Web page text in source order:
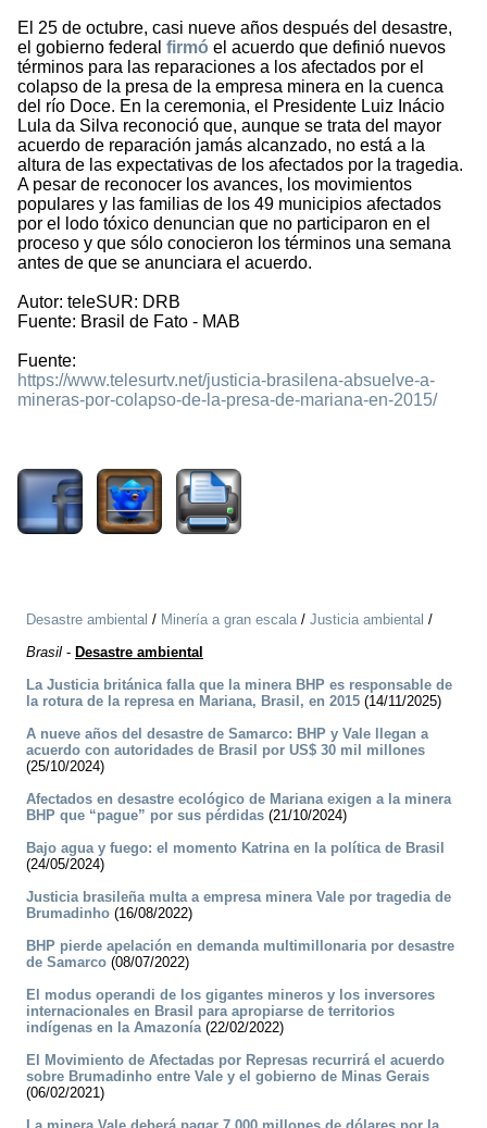
El 25 de octubre, casi nueve años después del desastre,
el gobierno federal firmó el acuerdo que definió nuevos
términos para las reparaciones a los afectados por el
colapso de la presa de la empresa minera en la cuenca
del río Doce. En la ceremonia, el Presidente Luiz Inácio
Lula da Silva reconoció que, aunque se trata del mayor
acuerdo de reparación jamás alcanzado, no está a la
altura de las expectativas de los afectados por la tragedia.
A pesar de reconocer los avances, los movimientos
populares y las familias de los 49 municipios afectados
por el lodo tóxico denuncian que no participaron en el
proceso y que sólo conocieron los términos una semana
antes de que se anunciara el acuerdo.
Autor: teleSUR: DRB
Fuente: Brasil de Fato - MAB
Fuente:
https://www.telesurtv.net/justicia-brasilena-absuelve-a-
mineras-por-colapso-de-la-presa-de-mariana-en-2015/
Desastre ambiental / Minería a gran escala/ Justicia ambiental /
Brasil - Desastre ambiental
La Justicia británica falla que la minera BHP es responsable de
la rotura de la represa en Mariana, Brasil, en 2015 (14/11/2025)
A nueve años del desastre de Samarco: BHP y Vale llegan a
acuerdo con autoridades de Brasil por US$ 30 mil millones
(25/10/2024)
Afectados en desastre ecológico de Mariana exigen a la minera
BHP que “pague” por sus pérdidas (21/10/2024)
Bajo agua y fuego: el momento Katrina en la política de Brasil
(24/05/2024)
Justicia brasileña multa a empresa minera Vale por tragedia de
Brumadinho (16/08/2022)
BHP pierde apelación en demanda multimillonaria por desastre
de Samarco (08/07/2022)
El modus operandi de los gigantes mineros y los inversores
internacionales en Brasil para apropiarse de territorios
indígenas en la Amazonía(22/02/2022)
El Movimiento de Afectadas por Represas recurrirá el acuerdo
sobre Brumadinho entre Vale y el gobierno de Minas Gerais
(06/02/2021)